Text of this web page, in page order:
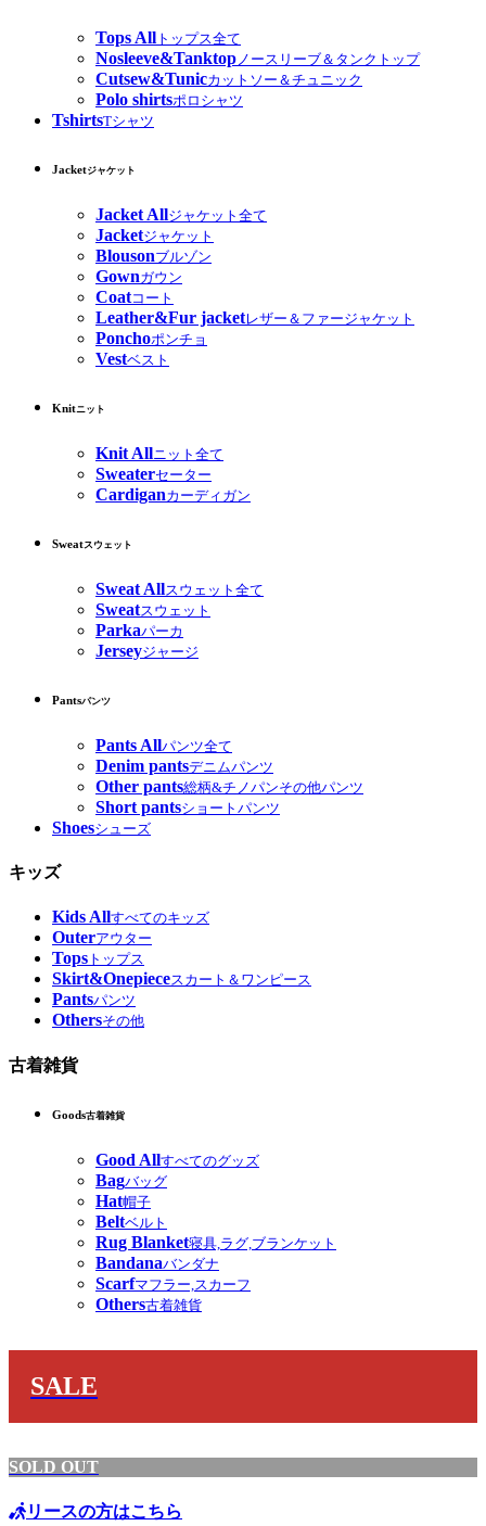
Tops All トップス全て
Nosleeve&Tanktop ノースリーブ＆タンクトップ
Cutsew&Tunicカットソー＆チュニック
Polo shirtsポロシャツ
TshirtsTシャツ
Jacketジャケット
Jacket Allジャケット全て
Jacketジャケット
Blousonブルゾン
Gownガウン
Coatコート
Leather&Fur jacketレザー＆ファージャケット
Ponchoポンチョ
Vestベスト
Knitニット
Knit Allニット全て
Sweaterセーター
Cardiganカーディガン
Sweatスウェット
Sweat Allスウェット全て
Sweatスウェット
Parkaパーカ
Jerseyジャージ
Pantsパンツ
Pants Allパンツ全て
Denim pantsデニムパンツ
Other pants総柄&チノパンその他パンツ
Short pantsショートパンツ
Shoesシューズ
キッズ
Kids Allすべてのキッズ
Outerアウター
Tops トップス
Skirt&Onepieceスカート＆ワンピース
Pantsパンツ
Othersその他
古着雑貨
Goods古着雑貨
Good Allすべてのグッズ
Bagバッグ
Hat帽子
Beltベルト
Rug Blanket寝具,ラグ,ブランケット
Bandanaバンダナ
Scarfマフラー,スカーフ
Others古着雑貨
SALE
SOLD OUT
リースの方はこちら